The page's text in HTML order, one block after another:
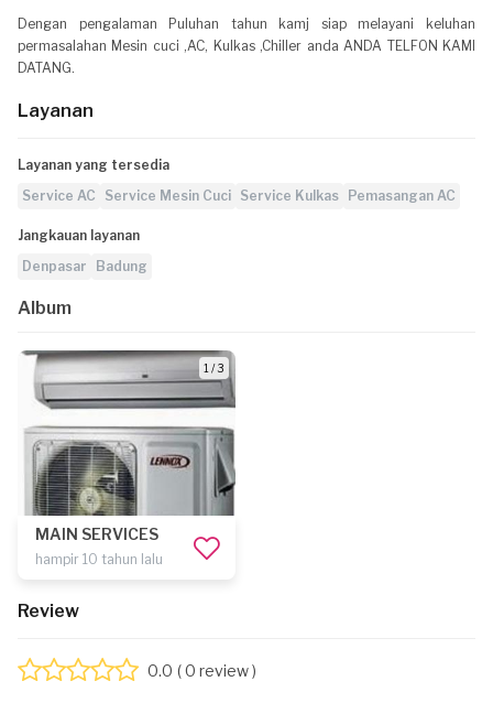
Dengan pengalaman Puluhan tahun kamj siap melayani keluhan
permasalahan Mesin cuci ,AC, Kulkas ,Chiller anda ANDA TELFON KAMI
DATANG.
Layanan
Layanan yang tersedia
Service AC
Service Mesin Cuci Service Kulkas Pemasangan AC
Jangkauan layanan
Denpasar
Badung
Album
1 / 3
MAIN SERVICES
hampir 10 tahun lalu
Review
0.0 ( 0 review )